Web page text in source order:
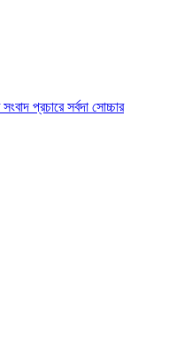
প্রচারে সর্বদা সোচ্চার